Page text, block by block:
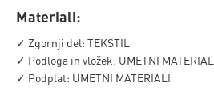
Materiali:
✓ Zgornji del: TEKSTIL
✓ Podloga in vložek: UMETNI
✓ Podplat: UMETNI MATERIALI